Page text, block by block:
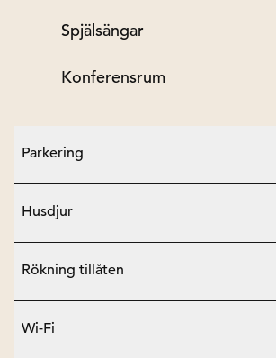
Spjälsängar
Konferensrum
Parkering
Husdjur
Rökning tillåten
Wi-Fi